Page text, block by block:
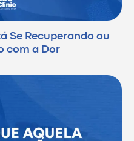
Se Recuperando ou
com a Dor